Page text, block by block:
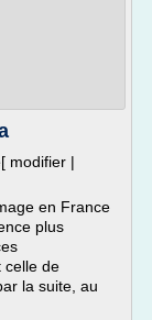
modifier |
en France
plus
celle de
la suite, au